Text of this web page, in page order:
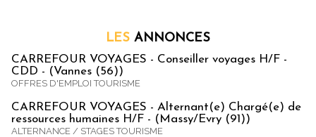
LES ANNONCES
CARREFOUR VOYAGES - Conseiller voyages H/F -
CDD - (Vannes (56))
OFFRES D'EMPLOI TOURISME
CARREFOUR VOYAGES - Alternant(e) Chargé(e) de
ressources humaines H/F - (Massy/Evry (91))
ALTERNANCE / STAGES TOURISME